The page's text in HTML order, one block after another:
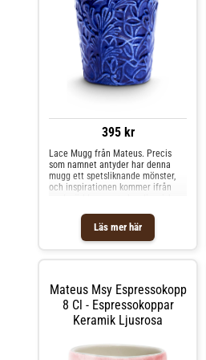
395 kr
Läs mer här
Lace Mugg från Mateus. Precis
som namnet antyder har denna
mugg ett spetsliknande mönster,
och inspirationen kommer ifrån
är tillverkad av keramik och
handmålad i Portugal, vilket gör
varje mugg unik. Finns i flera
Kaffekoppar och mer Muggar &
Koppar hos Royal Design.
Mateus Msy Espressokopp
8 Cl - Espressokoppar
Keramik Ljusrosa